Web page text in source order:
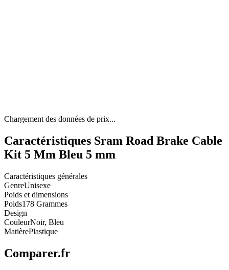
Chargement des données de prix...
Caractéristiques Sram Road Brake Cable
Kit 5 Mm Bleu 5 mm
Caractéristiques générales
GenreUnisexe
Poids et dimensions
Poids178 Grammes
Design
CouleurNoir, Bleu
MatièrePlastique
Comparer.fr